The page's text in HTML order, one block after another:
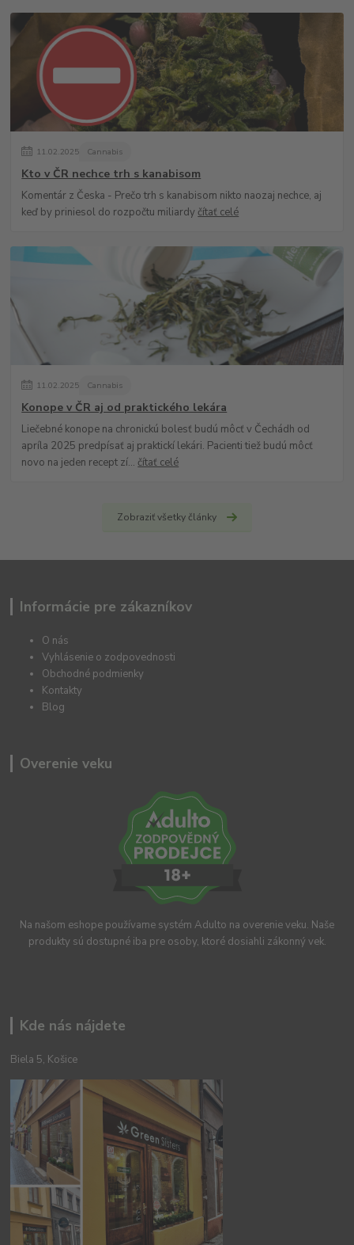
11.02.2025 Cannabis
Kto v ČR nechce trh s kanabisom
Komentár z Česka - Prečo trh s kanabisom nikto naozaj nechce, aj
keď by priniesol do rozpočtu miliardy čítať celé
11.02.2025 Cannabis
Konope v ČR aj od praktického lekára
Liečebné konope na chronickú bolesť budú môcť v Čechádh od
apríla 2025 predpísať aj praktickí lekári. Pacienti tiež budú môcť
novo na jeden recept zí... čítať celé
Zobraziť všetky články
Informácie pre zákazníkov
O nás
Vyhlásenie o zodpovednosti
Obchodné podmienky
Kontakty
Blog
Overenie veku
Na našom eshope používame systém Adulto na overenie veku. Naše
produkty sú dostupné iba pre osoby, ktoré dosiahli zákonný vek.
Kde nás nájdete
Biela 5, Košice